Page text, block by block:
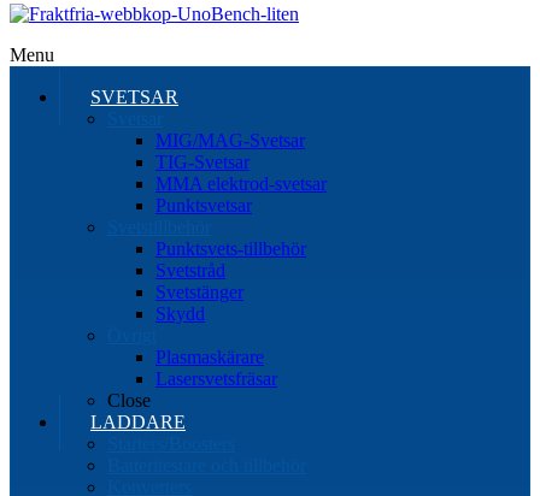
Menu
SVETSAR
MIG/MAG-Svetsar
TIG-Svetsar
MMA elektrod-svetsar
Punktsvetsar
Punktsvets-tillbehör
Svetstråd
Svetstänger
Skydd
Plasmaskärare
Lasersvetsfräsar
Close
LADDARE